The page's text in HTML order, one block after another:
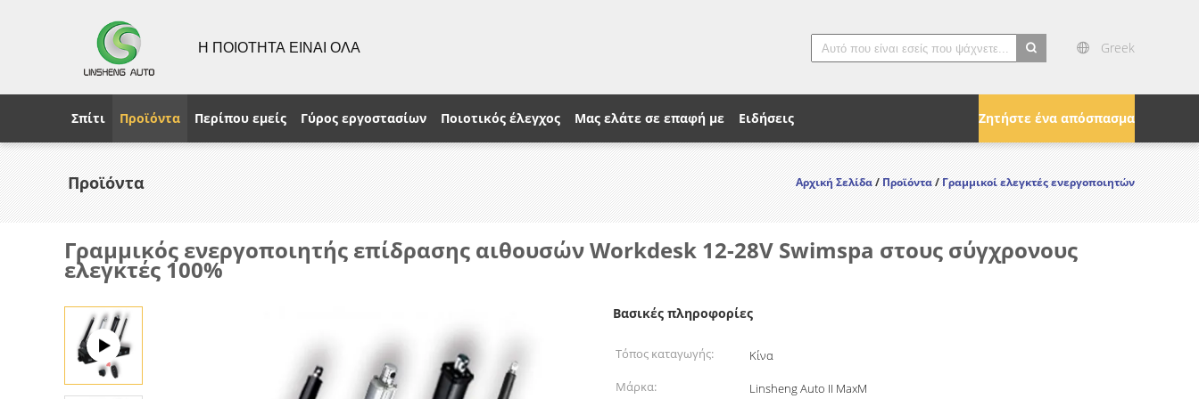
Η ΠΟΙΟΤΗΤΑ ΕΙΝΑΙ ΟΛΑ Greek
Ζητήστε ένα απόσπασμα
Σπίτι Προϊόντα Περίπου εμείς Γύρος εργοστασίων Ποιοτικός έλεγχος Μας ελάτε σε επαφή με Ειδήσεις
Προϊόντα Αρχική Σελίδα/Προϊόντα/Γραμμικοί ελεγκτές ενεργοποιητών
Γραμμικός ενεργοποιητής επίδρασης αιθουσών Workdesk 12-28V Swimspa στους σύγχρονους
ελεγκτές 100%
Βασικές πληροφορίες
Τόπος καταγωγής:
Κίνα
Μάρκα:
Linsheng Auto II MaxM